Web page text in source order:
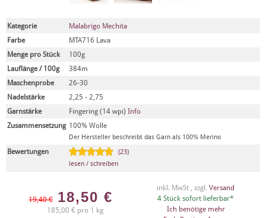
Kategorie
Malabrigo Mechita
Farbe
MTA716 Lava
Menge pro Stück
100g
Lauflänge / 100g
384m
Maschenprobe
26-30
Nadelstärke
2,25 - 2,75
Garnstärke
Fingering (14 wpi) Info
Zusammensetzung 100% Wolle
Der Hersteller beschreibt das Garn als 100% Merino
Bewertungen
(23)
lesen / schreiben
19,40 € 18,50 €
185,00 € pro 1 kg
inkl. MwSt , zzgl. Versand
4 Stück sofort lieferbar*
Ich benötige mehr